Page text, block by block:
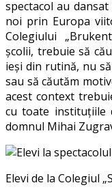
spectacol au
noi prin Europa
Colegiului
școlii, trebuie să
ieşi din rutină, nu
sau să căutăm
acest context
cu toate instituţiile
domnul Mihai
Elevi de la Colegiul